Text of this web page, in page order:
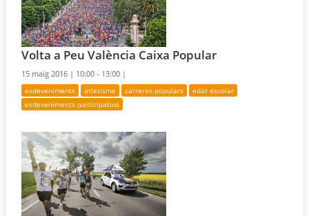
Volta a Peu València Caixa Popular
15 maig 2016 | 10:00 - 13:00 |
esdeveniments atletisme carreres populars
edat escolar
esdeveniments participatius